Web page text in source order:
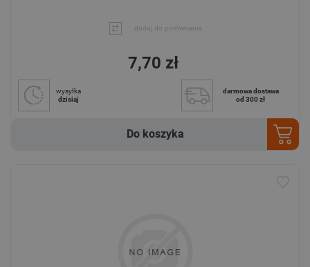
dodaj do porównania
7,70 zł
wysyłka
dzisiaj
darmowa dostawa
od 300 zł
Do koszyka